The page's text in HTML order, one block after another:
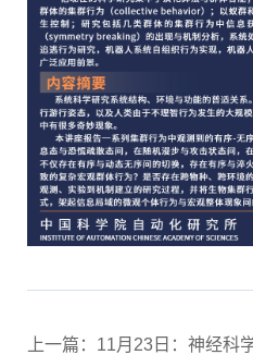
上一篇：11月23日：神经